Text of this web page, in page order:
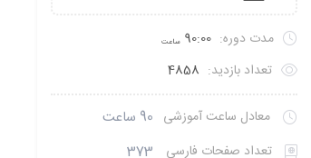
مدت دوره: 90:00 ساعت
تعداد بازدید: 4858
معادل ساعت آموزشی 90 ساعت
تعداد صفحات فارسی 373